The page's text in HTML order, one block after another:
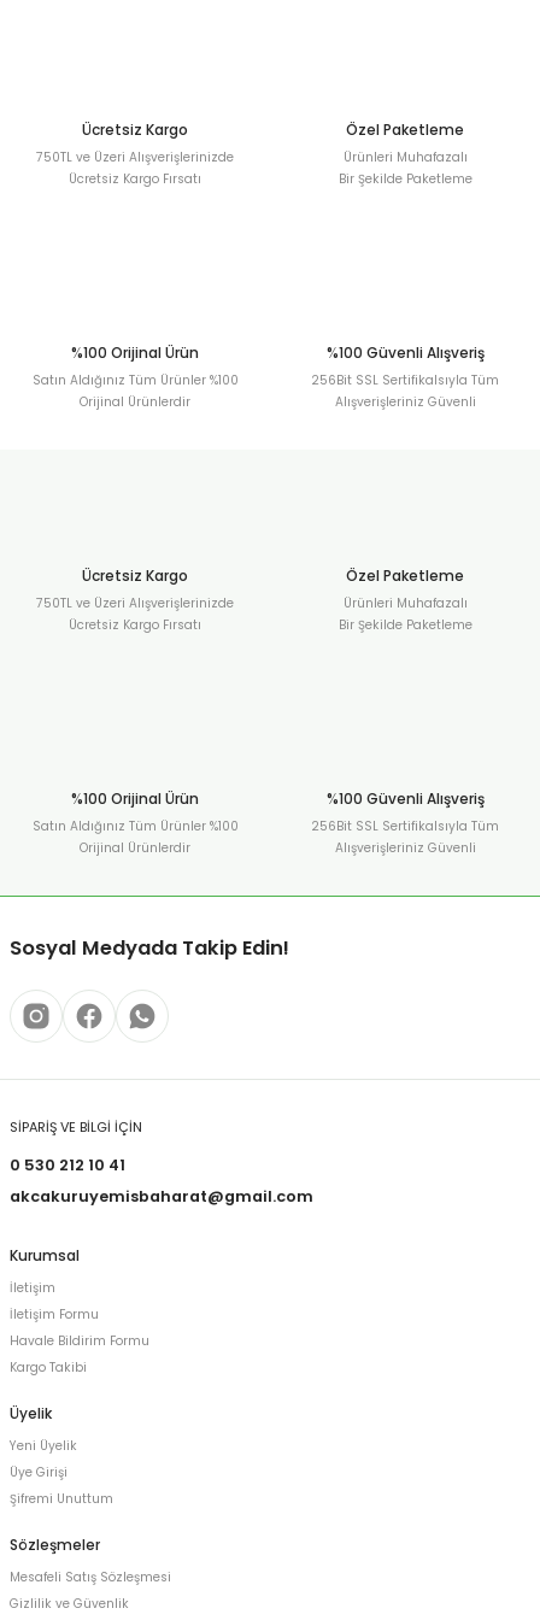
Ücretsiz Kargo
750TL ve Üzeri Alışverişlerinizde
Ücretsiz Kargo Fırsatı
Özel Paketleme
Ürünleri Muhafazalı
Bir Şekilde Paketleme
%100 Orijinal Ürün
Satın Aldığınız Tüm Ürünler %100
Orijinal Ürünlerdir
%100 Güvenli Alışveriş
256Bit SSL Sertifikalsıyla Tüm
Alışverişleriniz Güvenli
Ücretsiz Kargo
750TL ve Üzeri Alışverişlerinizde
Ücretsiz Kargo Fırsatı
Özel Paketleme
Ürünleri Muhafazalı
Bir Şekilde Paketleme
%100 Orijinal Ürün
Satın Aldığınız Tüm Ürünler %100
Orijinal Ürünlerdir
%100 Güvenli Alışveriş
256Bit SSL Sertifikalsıyla Tüm
Alışverişleriniz Güvenli
Sosyal Medyada Takip Edin!
SİPARİŞ VE BİLGİ İÇİN
0 530 212 10 41
akcakuruyemisbaharat@gmail.com
Kurumsal
İletişim
İletişim Formu
Havale Bildirim Formu
Kargo Takibi
Üyelik
Yeni Üyelik
Üye Girişi
Şifremi Unuttum
Sözleşmeler
Mesafeli Satış Sözleşmesi
Gizlilik ve Güvenlik